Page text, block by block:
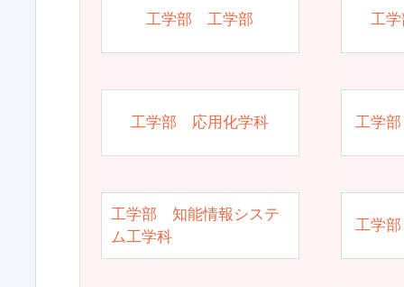
工学部 工学部 工
工学部 応用化学科 工学
工学部 知能情報システ
ム工学科
工学